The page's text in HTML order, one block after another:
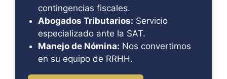
contingencias fiscales.
Abogados Tributarios: Servicio
especializado ante la SAT.
Manejo de Nómina: Nos convertimos
en su equipo de RRHH.